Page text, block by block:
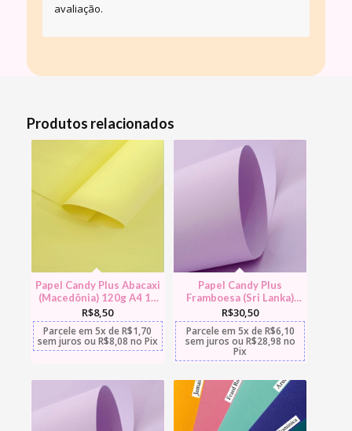
avaliação.
Produtos relacionados
Papel Candy Plus Abacaxi
(Macedônia) 120g A4 10
folhas
R$8,50
Parcele em5xdeR$1,70
sem juros ou R$8,08 no Pix
Papel Candy Plus
Framboesa (Sri Lanka)
180g A4 30 folhas
R$30,50
Parcele em 5xdeR$6,10
sem juros ou R$28,98 no
Pix